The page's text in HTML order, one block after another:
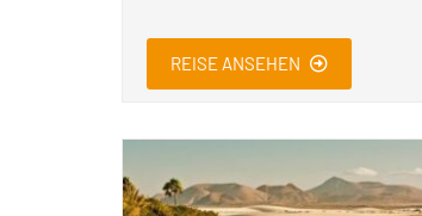
REISE ANSEHEN